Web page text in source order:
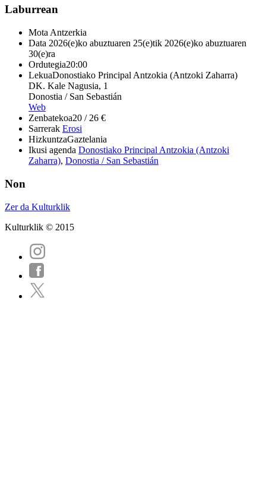
Laburrean
Mota Antzerkia
Data 2026(e)ko abuztuaren 25(e)tik 2026(e)ko abuztuaren
30(e)ra
Ordutegia20:00
LekuaDonostiako Principal Antzokia (Antzoki Zaharra)
DK. Kale Nagusia, 1
Donostia / San Sebastián
Web
Zenbatekoa20 / 26 €
Sarrerak Erosi
HizkuntzaGaztelania
Ikusi agenda Donostiako Principal Antzokia (Antzoki
Zaharra), Donostia / San Sebastián
Non
Zer da Kulturklik
Kulturklik © 2015